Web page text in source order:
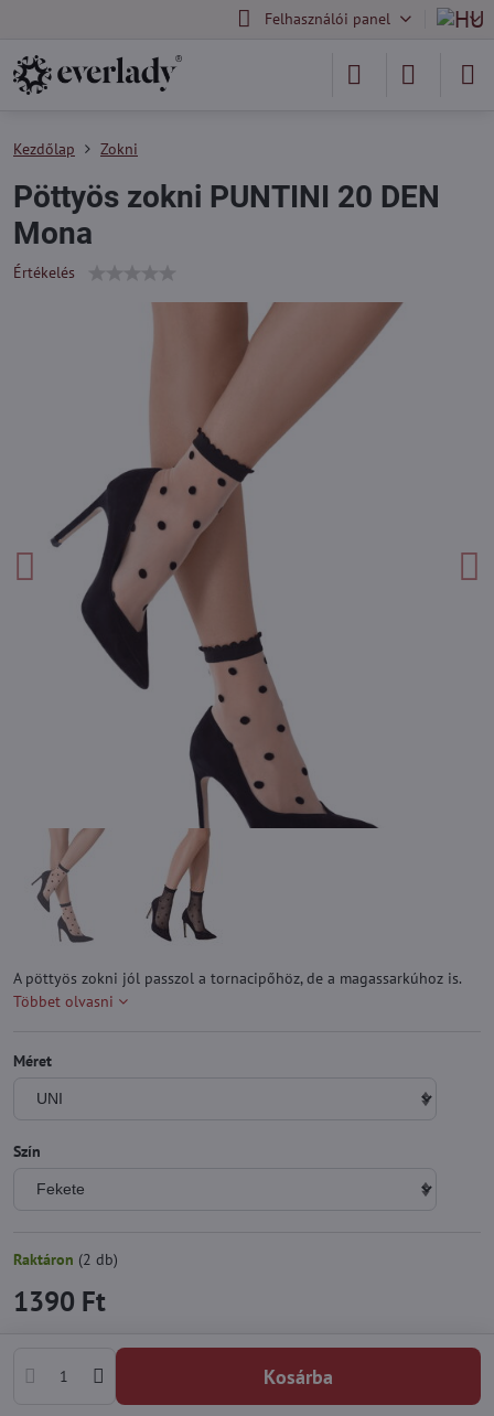
Felhasználói panel
Kezdőlap Zokni
Pöttyös zokni PUNTINI 20 DEN
Mona
Értékelés
A pöttyös zokni jól passzol a tornacipőhöz, de a magassarkúhoz is.
Többet olvasni
Méret
Szín
Raktáron (2 db)
1390 Ft
Kosárba